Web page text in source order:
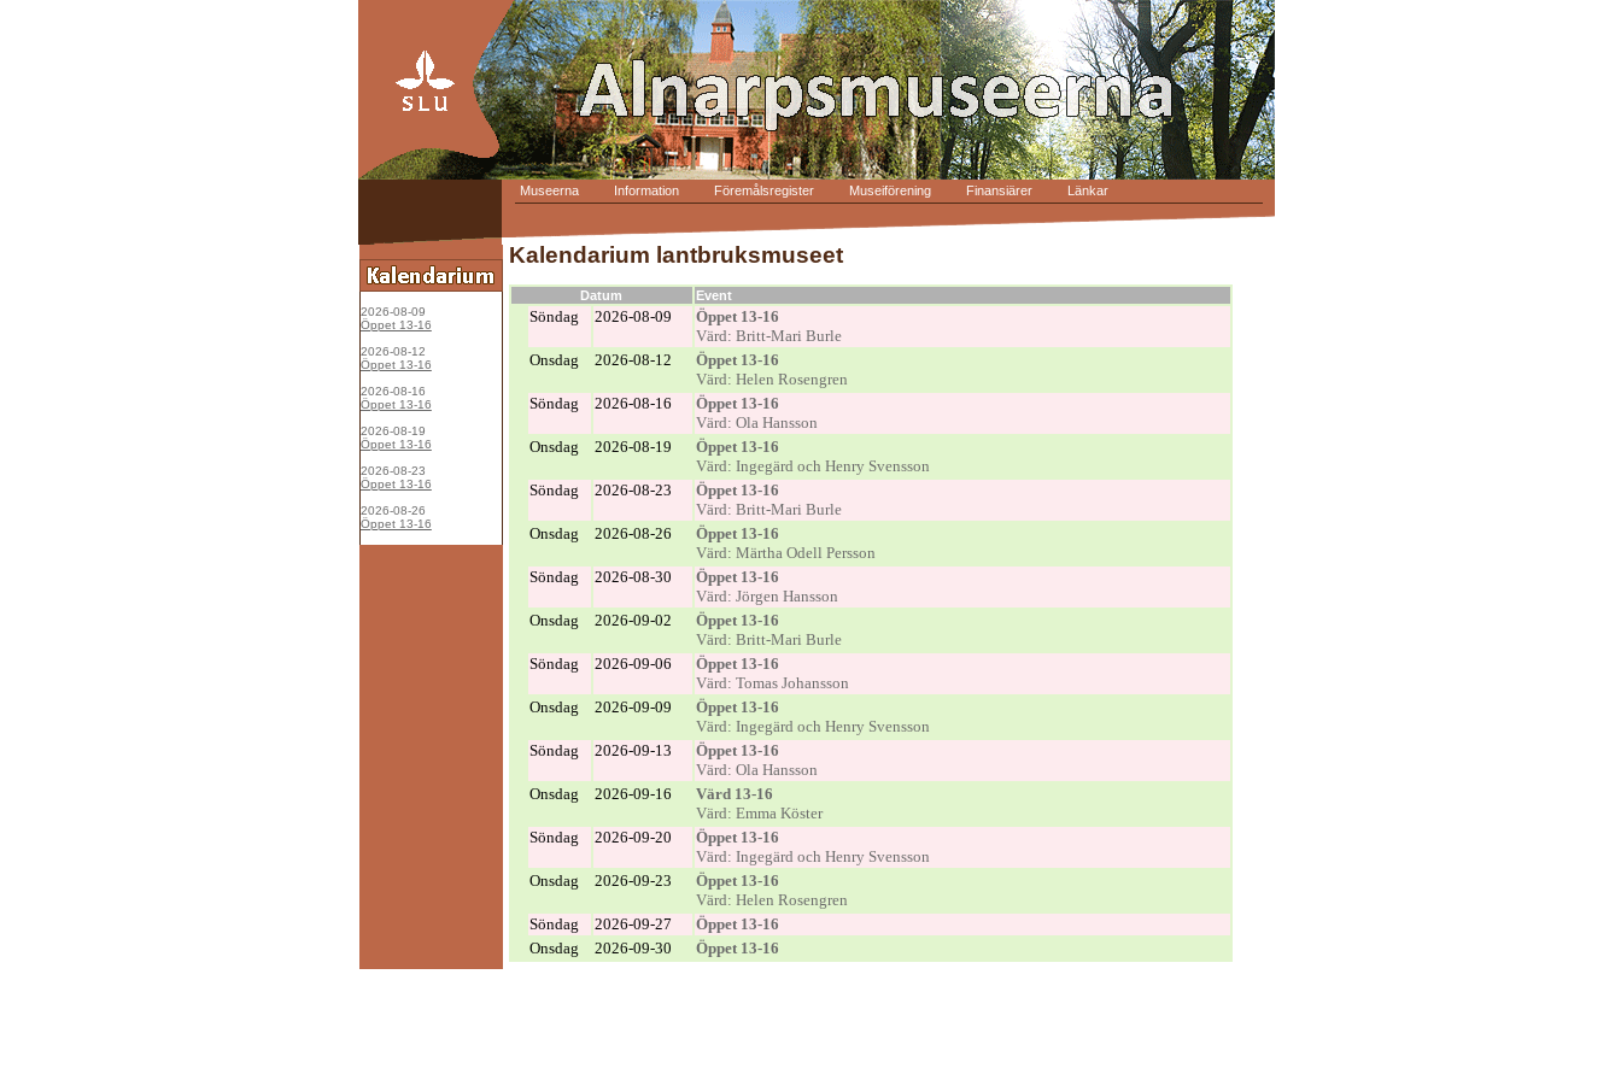
Museerna Information Föremålsregister Museiförening Finansiärer Länkar
2026-08-09
Öppet 13-16
2026-08-12
Öppet 13-16
2026-08-16
Öppet 13-16
2026-08-19
Öppet 13-16
2026-08-23
Öppet 13-16
2026-08-26
Öppet 13-16
Kalendarium lantbruksmuseet
Datum Event
Söndag 2026-08-09
Öppet 13-16
Värd: Britt-Mari Burle
Onsdag
2026-08-12
Öppet 13-16
Värd: Helen Rosengren
Söndag
2026-08-16
Öppet 13-16
Värd: Ola Hansson
Onsdag
2026-08-19
Öppet 13-16
Värd: Ingegärd och Henry Svensson
Söndag
2026-08-23
Öppet 13-16
Värd: Britt-Mari Burle
Onsdag
2026-08-26
Öppet 13-16
Värd: Märtha Odell Persson
Söndag
2026-08-30
Öppet 13-16
Värd: Jörgen Hansson
Onsdag
2026-09-02
Öppet 13-16
Värd: Britt-Mari Burle
Söndag
2026-09-06
Öppet 13-16
Värd: Tomas Johansson
Onsdag
2026-09-09
Öppet 13-16
Värd: Ingegärd och Henry Svensson
Söndag
2026-09-13
Öppet 13-16
Värd: Ola Hansson
Onsdag
2026-09-16
Värd 13-16
Värd: Emma Köster
Söndag
2026-09-20
Öppet 13-16
Värd: Ingegärd och Henry Svensson
Onsdag
2026-09-23
Öppet 13-16
Värd: Helen Rosengren
Söndag
2026-09-27
Öppet 13-16
Onsdag
2026-09-30 Öppet 13-16